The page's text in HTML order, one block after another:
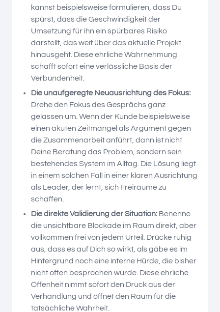
kannst beispielsweise formulieren, dass Du
spürst, dass die Geschwindigkeit der
Umsetzung für ihn ein spürbares Risiko
darstellt, das weit über das aktuelle Projekt
hinausgeht. Diese ehrliche Wahrnehmung
schafft sofort eine verlässliche Basis der
Verbundenheit.
Die unaufgeregte Neuausrichtung des Fokus:
Drehe den Fokus des Gesprächs ganz
gelassen um. Wenn der Kunde beispielsweise
einen akuten Zeitmangel als Argument gegen
die Zusammenarbeit anführt, dann ist nicht
Deine Beratung das Problem, sondern sein
bestehendes System im Alltag. Die Lösung liegt
in einem solchen Fall in einer klaren Ausrichtung
als Leader, der lernt, sich Freiräume zu
schaffen.
Die direkte Validierung der Situation: Benenne
die unsichtbare Blockade im Raum direkt, aber
vollkommen frei von jedem Urteil. Drücke ruhig
aus, dass es auf Dich so wirkt, als gäbe es im
Hintergrund noch eine interne Hürde, die bisher
nicht offen besprochen wurde. Diese ehrliche
Offenheit nimmt sofort den Druck aus der
Verhandlung und öffnet den Raum für die
tatsächliche Wahrheit.